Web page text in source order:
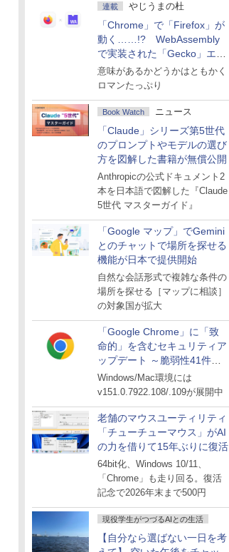
連載 やじうまの杜
「Chrome」で「Firefox」が
動く……!? WebAssembly
で実装された「Gecko」エン
ジン
意味があるかどうかはともかく
ロマンたっぷり
Book Watch ニュース
「Claude」シリーズ第5世代
のプロンプトやモデルの選び
方を図解した書籍が無償公開
Anthropicの公式ドキュメント2
本を日本語で図解した『Claude
5世代 マスターガイド』
「Google マップ」でGemini
とのチャットで場所を探せる
機能が日本で提供開始
自然な会話形式で複雑な条件の
場所を探せる［マップに相談］
の対象国が拡大
「Google Chrome」に「致
命的」を含むセキュリティア
ップデート ～脆弱性41件に
対処
Windows/Mac環境には
v151.0.7922.108/.109が展開中
老舗のマウスユーティリティ
「チューチューマウス」がAI
の力を借りて15年ぶりに復活
64bit化、Windows 10/11、
「Chrome」も走り回る。復活
記念で2026年末まで500円
現役学生がつづるAIとの生活
【自分なら選ばない一日を考